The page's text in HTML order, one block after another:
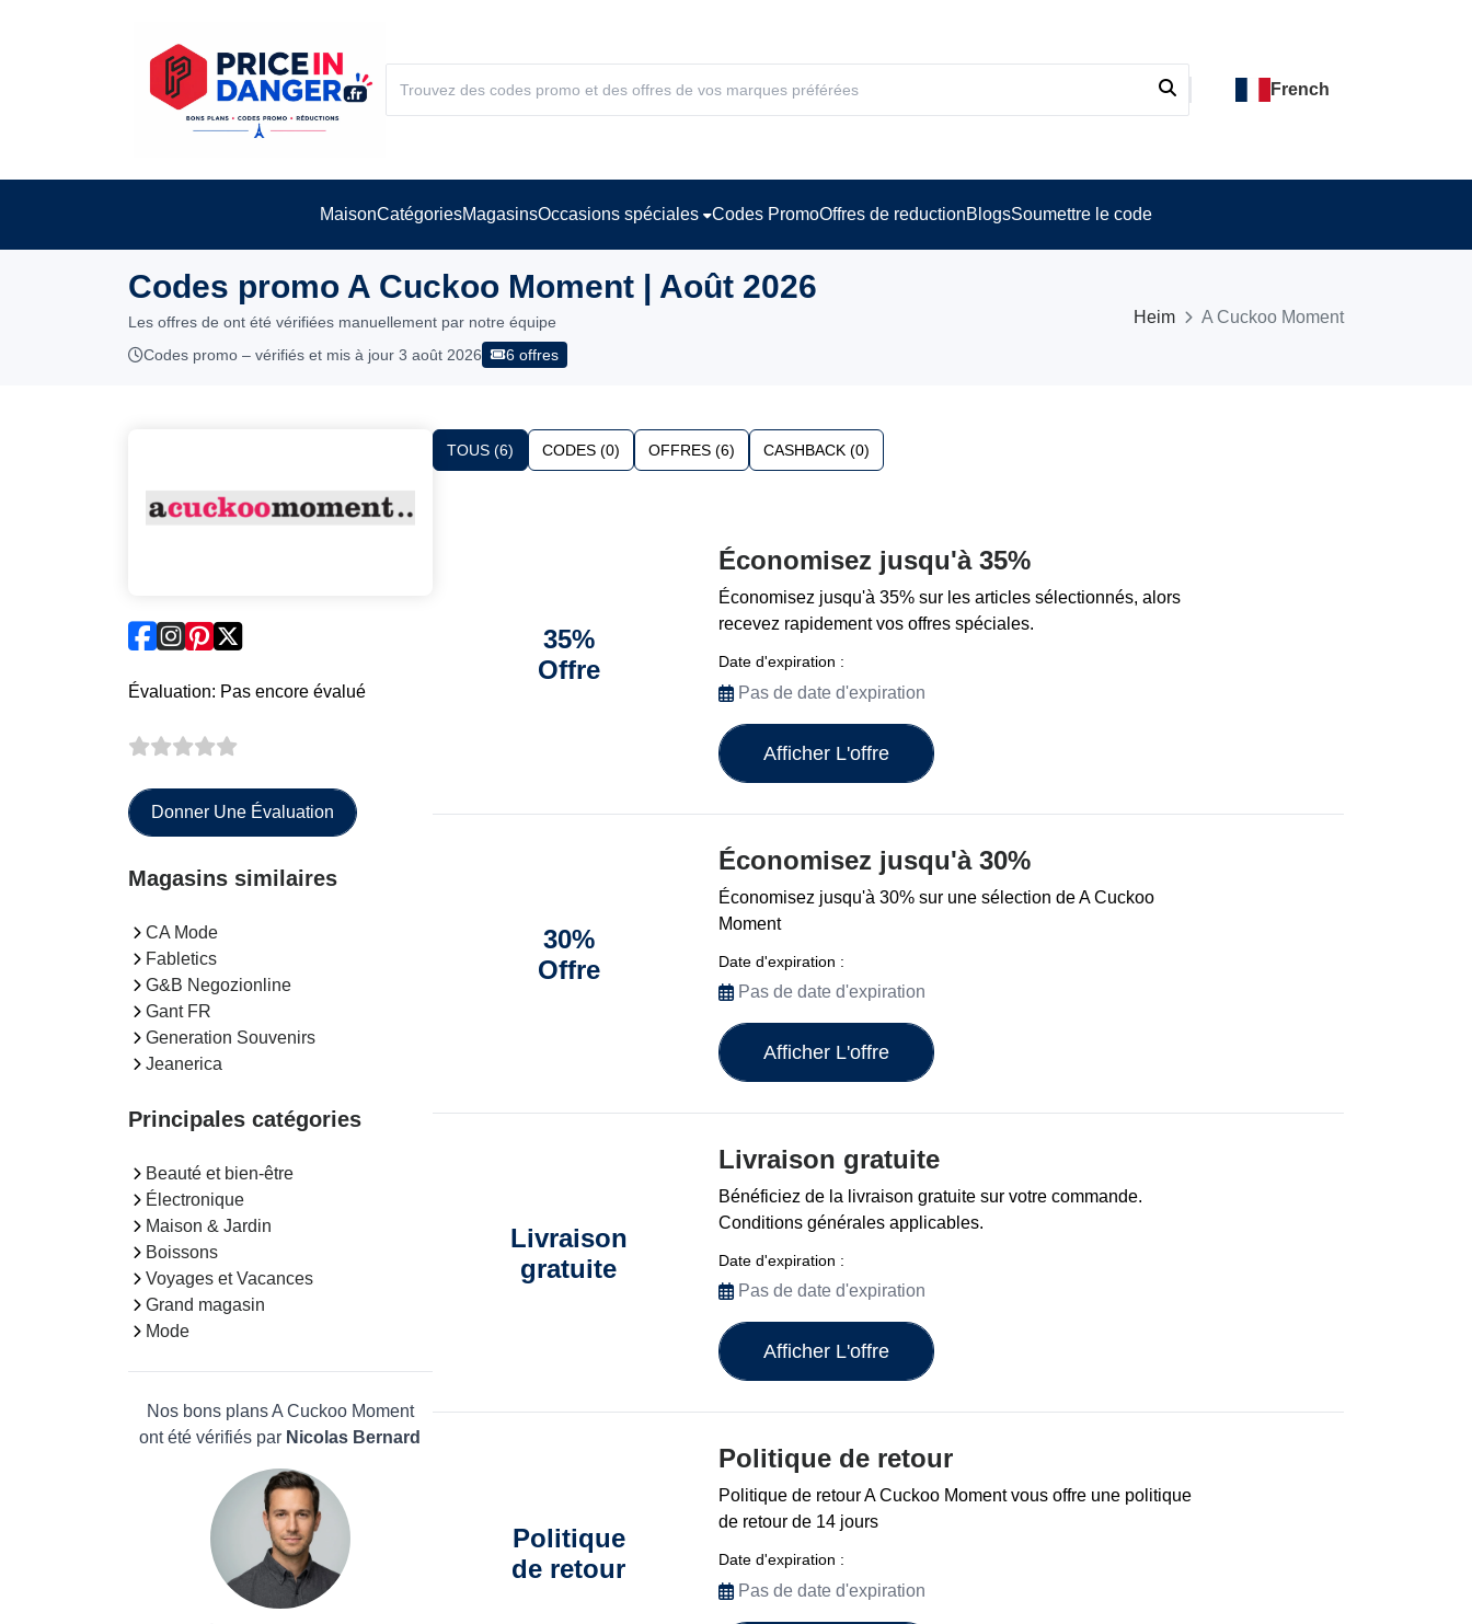
French
MaisonCatégoriesMagasinsOccasions spéciales Codes PromoOffres de reductionBlogsSoumettre le code
Codes promo A Cuckoo Moment | Août 2026
Les offres de ont été vérifiées manuellement par notre équipe
Codes promo – vérifiés et mis à jour 3 août 2026
6 offres
Heim A Cuckoo Moment
Évaluation: Pas encore évalué
Donner Une Évaluation
Magasins similaires
CA Mode
Fabletics
G&B Negozionline
Gant FR
Generation Souvenirs
Jeanerica
Principales catégories
Beauté et bien-être
Électronique
Maison & Jardin
Boissons
Voyages et Vacances
Grand magasin
Mode
Nos bons plans A Cuckoo Moment
ont été vérifiés par Nicolas Bernard
TOUS (6) CODES (0) OFFRES (6) CASHBACK (0)
35%
Offre
Économisez jusqu'à 35%
Économisez jusqu'à 35% sur les articles sélectionnés, alors
recevez rapidement vos offres spéciales.
Date d'expiration :
Pas de date d'expiration
Afficher L'offre
30%
Offre
Économisez jusqu'à 30%
Économisez jusqu'à 30% sur une sélection de A Cuckoo
Moment
Date d'expiration :
Pas de date d'expiration
Afficher L'offre
Livraison
gratuite
Livraison gratuite
Bénéficiez de la livraison gratuite sur votre commande.
Conditions générales applicables.
Date d'expiration :
Pas de date d'expiration
Afficher L'offre
Politique
de retour
Politique de retour
Politique de retour A Cuckoo Moment vous offre une politique
de retour de 14 jours
Date d'expiration :
Pas de date d'expiration